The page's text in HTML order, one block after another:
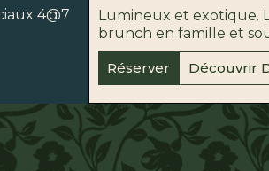
4@7
Lumineux et exotique.
brunch en famille et
Réserver Découvrir